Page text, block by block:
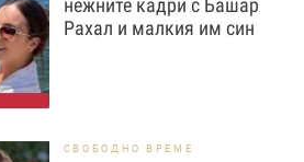
Рахал и малкия им син
СВОБОДНО ВРЕМЕ